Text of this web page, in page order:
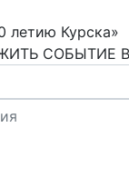
летию Курска»
СОБЫТИЕ